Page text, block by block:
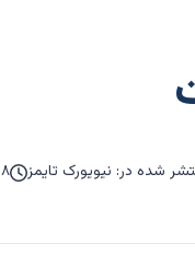
شده در: نیویورک تایمز ۸ دقیقه مطالعه